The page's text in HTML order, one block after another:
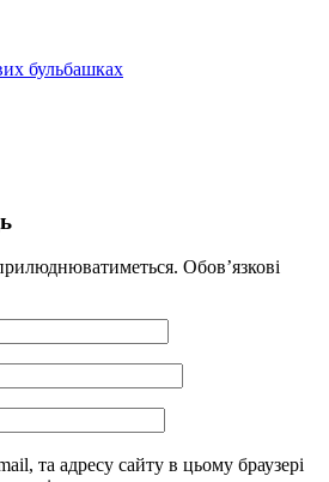
бульбашках
Обов’язкові
та адресу сайту в цьому браузері